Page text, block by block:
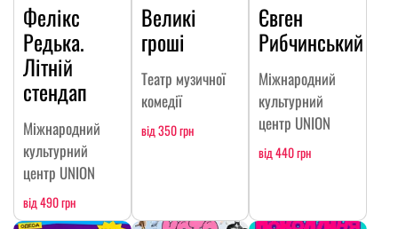
Фелікс
Редька.
Літній
стендап
Міжнародний
культурний
центр UNION
від 490 грн
Великі
гроші
Театр музичної
комедії
від 350 грн
Євген
Рибчинський
Міжнародний
культурний
центр UNION
від 440 грн